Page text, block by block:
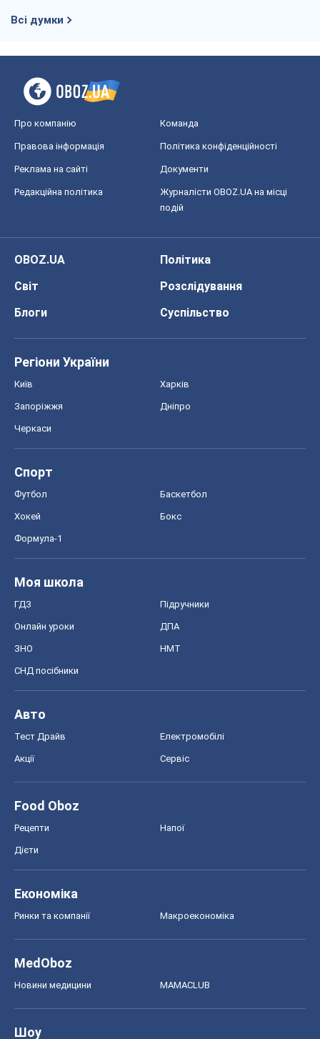
Всі думки
Про компанію Команда
Правова інформація Політика конфіденційності
Реклама на сайті Документи
Редакційна політика
Журналісти OBOZ.UA на місці
подій
OBOZ.UA
Політика
Світ
Розслідування
Блоги
Суспільство
Регіони України
Київ Харків
Запоріжжя Дніпро
Черкаси
Спорт
Футбол Баскетбол
Хокей Бокс
Формула-1
Моя школа
ГДЗ Підручники
Онлайн уроки ДПА
ЗНО НМТ
СНД посібники
Авто
Тест Драйв Електромобілі
Акції Сервіс
Food Oboz
Рецепти Напої
Дієти
Економіка
Ринки та компанії Макроекономіка
MedOboz
Новини медицини MAMACLUB
Шоу